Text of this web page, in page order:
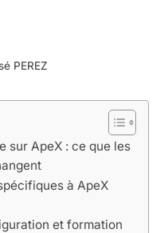
PEREZ
sur ApeX : ce que les
à ApeX
et formation